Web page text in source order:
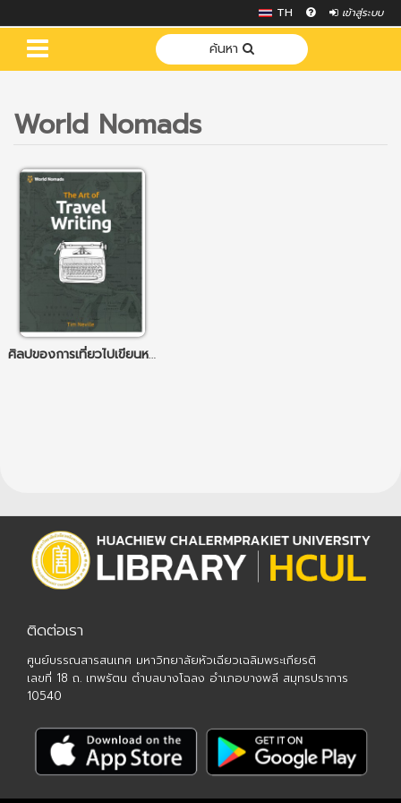
TH เข้าสู่ระบบ
ค้นหา
World Nomads
ศิลปของการเที่ยวไปเขียนหนังสือไป
ติดต่อเรา
ศูนย์บรรณสารสนเทศ มหาวิทยาลัยหัวเฉียวเฉลิมพระเกียรติ
เลขที่ 18 ถ. เทพรัตน ตำบลบางโฉลง อำเภอบางพลี สมุทรปราการ
10540